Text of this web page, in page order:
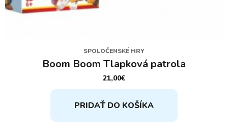
SPOLOČENSKÉ HRY
Boom Boom Tlapková patrola
21,00€
PRIDAŤ DO KOŠÍKA